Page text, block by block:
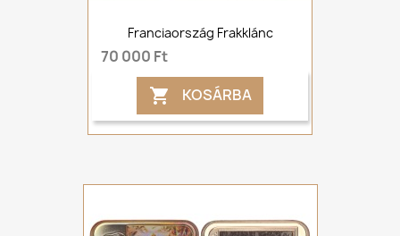
Franciaország Frakklánc
70 000 Ft
 KOSÁRBA